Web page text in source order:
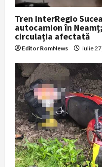
Tren InterRegio
autocamion în
circulația afectată
Editor RomNews iulie